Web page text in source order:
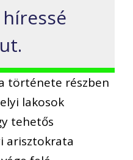
története részben
lakosok
tehetős
arisztokrata